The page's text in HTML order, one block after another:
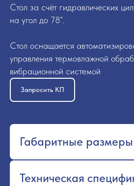
Стол за счёт гидравлических
на угол до 78˚.
Стол оснащается
управления термовлажной
вибрационной системой
Запросить КП
Габаритные размеры
Техническая